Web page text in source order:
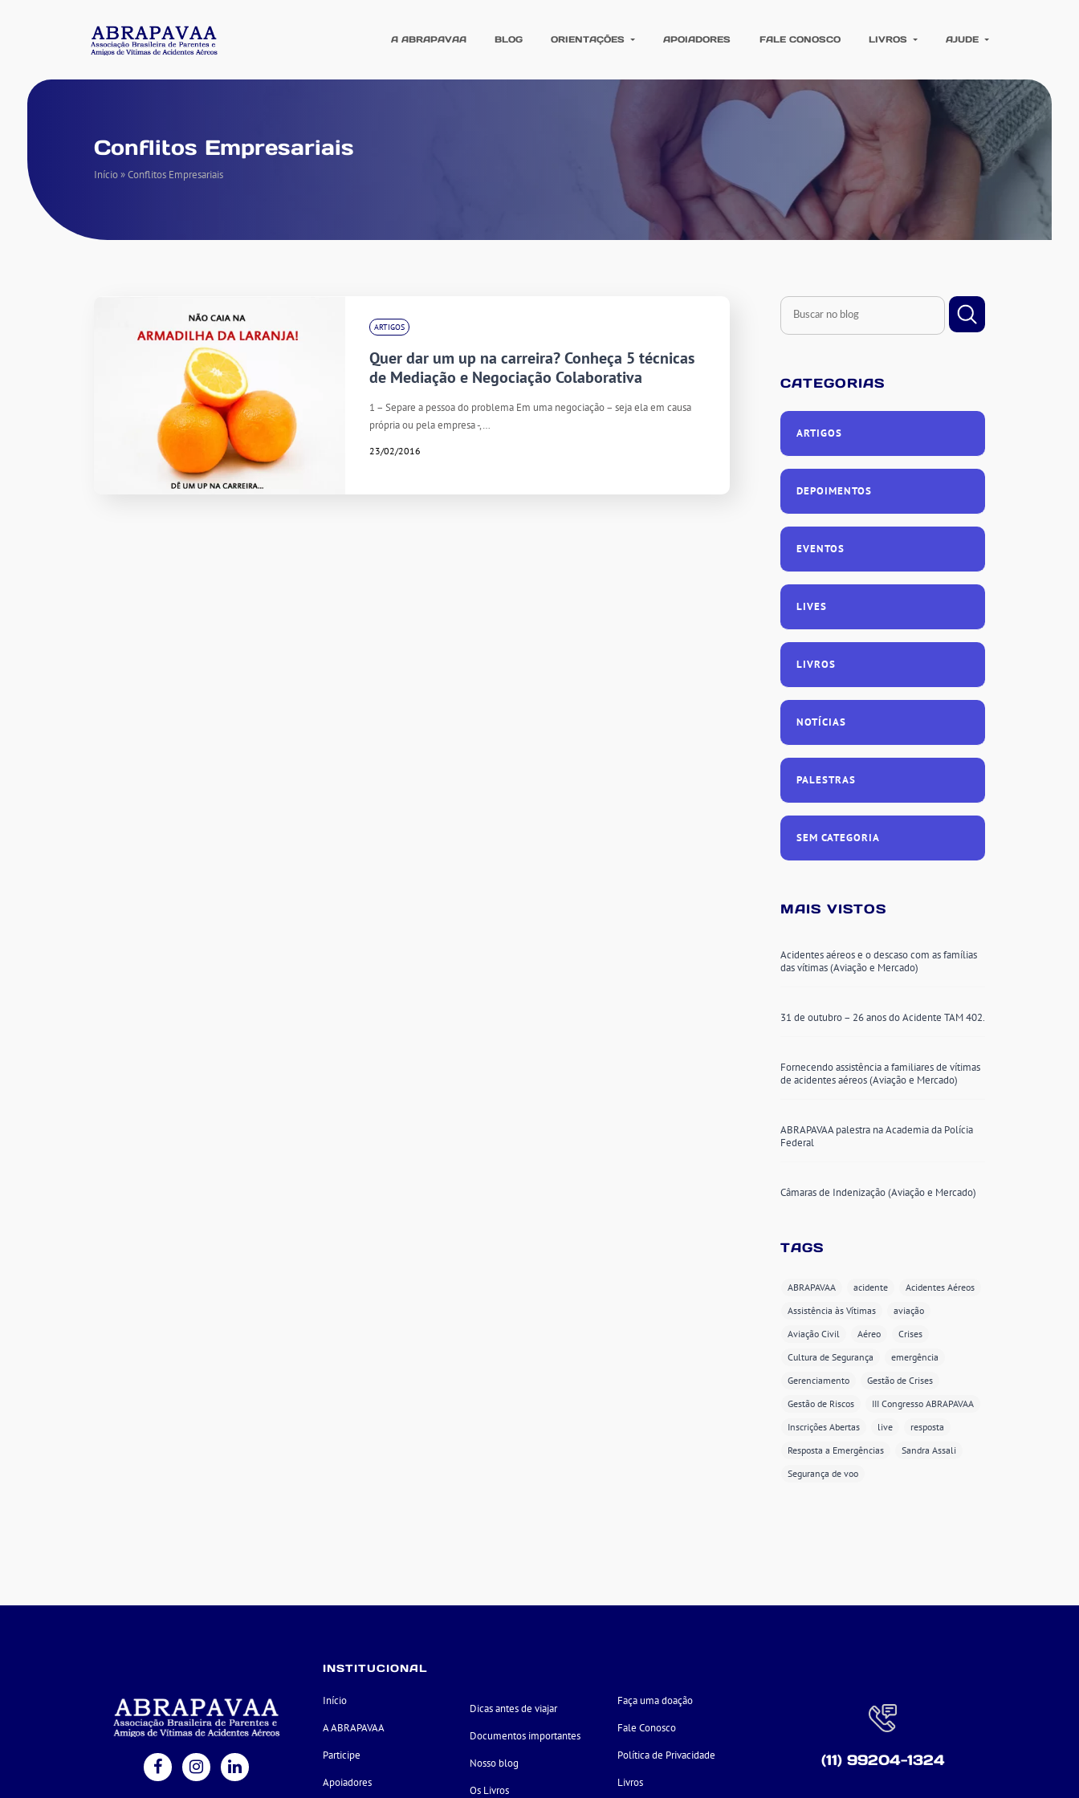
A ABRAPAVAA BLOG ORIENTAÇÕES APOIADORES FALE CONOSCO LIVROS AJUDE
Conflitos Empresariais
Início»Conflitos Empresariais
ARTIGOS
Quer dar um up na carreira? Conheça 5 técnicas
de Mediação e Negociação Colaborativa
1 – Separe a pessoa do problema Em uma negociação – seja ela em causa
própria ou pela empresa -,…
23/02/2016
CATEGORIAS
ARTIGOS
DEPOIMENTOS
EVENTOS
LIVES
LIVROS
NOTÍCIAS
PALESTRAS
SEM CATEGORIA
MAIS VISTOS
Acidentes aéreos e o descaso com as famílias
das vítimas (Aviação e Mercado)
31 de outubro – 26 anos do Acidente TAM 402.
Fornecendo assistência a familiares de vítimas
de acidentes aéreos (Aviação e Mercado)
ABRAPAVAA palestra na Academia da Polícia
Federal
Câmaras de Indenização (Aviação e Mercado)
TAGS
ABRAPAVAA acidente
Acidentes Aéreos
Assistência às Vítimas
aviação
Aviação Civil
Aéreo
Crises
Cultura de Segurança
emergência
Gerenciamento
Gestão de Crises
Gestão de Riscos
III Congresso ABRAPAVAA
Inscrições Abertas
live
resposta
Resposta a Emergências
Sandra Assali
Segurança de voo
INSTITUCIONAL
Início
A ABRAPAVAA
Participe
Apoiadores
Dicas antes de viajar
Documentos importantes
Nosso blog
Os Livros
Faça uma doação
Fale Conosco
Política de Privacidade
Livros
(11) 99204-1324